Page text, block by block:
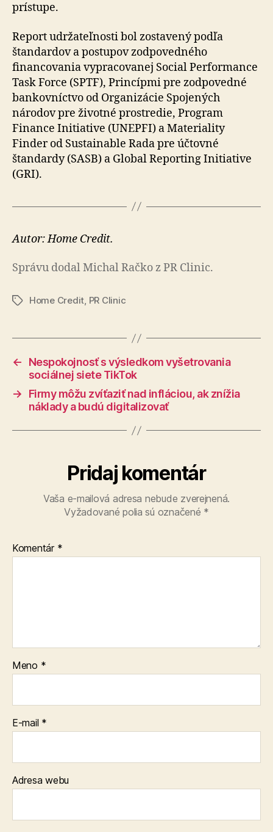
prístupe.
Report udržateľnosti bol zostavený podľa
štandardov a postupov zodpovedného
financovania vypracovanej Social Performance
Task Force (SPTF), Princípmi pre zodpovedné
bankovníctvo od Organizácie Spojených
národov pre životné prostredie, Program
Finance Initiative (UNEPFI) a Materiality
Finder od Sustainable Rada pre účtovné
štandardy (SASB) a Global Reporting Initiative
(GRI).
Autor: Home Credit.
Správu dodal Michal Račko z PR Clinic.
ZnačkyHome Credit, PR Clinic
←
Nespokojnosť s výsledkom vyšetrovania
sociálnej siete TikTok
→
Firmy môžu zvíťaziť nad infláciou, ak znížia
náklady a budú digitalizovať
Pridaj komentár
Vaša e-mailová adresa nebude zverejnená.
Vyžadované polia sú označené *
Komentár *
Meno *
E-mail *
Adresa webu